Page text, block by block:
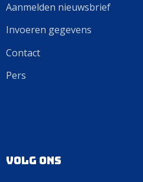
Aanmelden nieuwsbrief
Invoeren gegevens
Contact
Pers
Volg ons